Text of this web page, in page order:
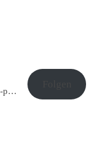
@rebisreistrad@osten-ohne-plan.de